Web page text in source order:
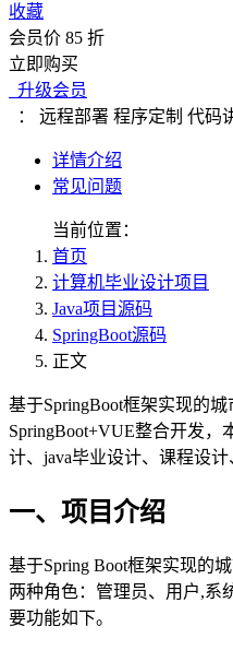
收藏
会员价 85 折
立即购买
升级会员
： 远程部署 程序定制 代码
详情介绍
常见问题
当前位置：
首页
计算机毕业设计项目
Java项目源码
SpringBoot源码
正文
基于SpringBoot框架实现的
SpringBoot+VUE整合开发
计、java毕业设计、课程设计
一、项目介绍
基于Spring Boot框架实现的
两种角色：管理员、用户,系
要功能如下。